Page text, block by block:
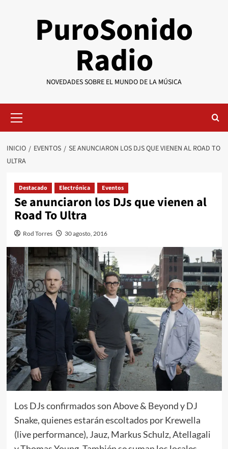
PuroSonido
Radio
NOVEDADES SOBRE EL MUNDO DE LA MÚSICA
primario
INICIO EVENTOS
SE ANUNCIARON LOS DJS QUE VIENEN AL ROAD TO
ULTRA
Destacado Electrónica Eventos
Se anunciaron los DJs que vienen al
Road To Ultra
Rod Torres 30 agosto, 2016
Los DJs confirmados son Above & Beyond y DJ
Snake, quienes estarán escoltados por Krewella
(live performance), Jauz, Markus Schulz, Atellagali